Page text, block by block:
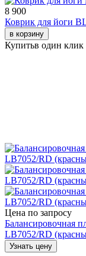
8 900
Коврик для йоги
в корзину
Купитьв один клик
Цена по запросу
Балансировочная
LB7052/RD
Узнать цену